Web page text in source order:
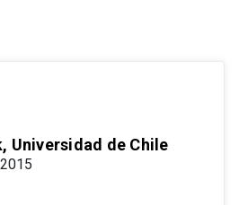
Universidad de Chile